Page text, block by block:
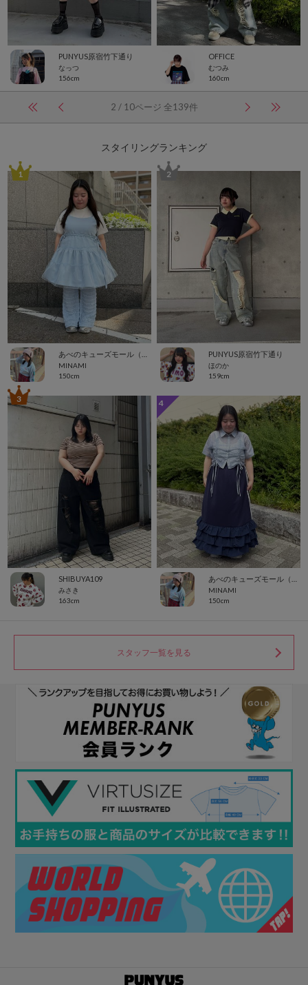
PUNYUS原宿竹下通り
なっつ
156cm
OFFICE
むつみ
160cm
2 / 10ページ 全139件
スタイリングランキング
MINAMI
150cm
1
PUNYUS原宿竹下通り
ほのか
159cm
2
SHIBUYA109
みさき
163cm
3
MINAMI
150cm
4
スタッフ一覧を見る